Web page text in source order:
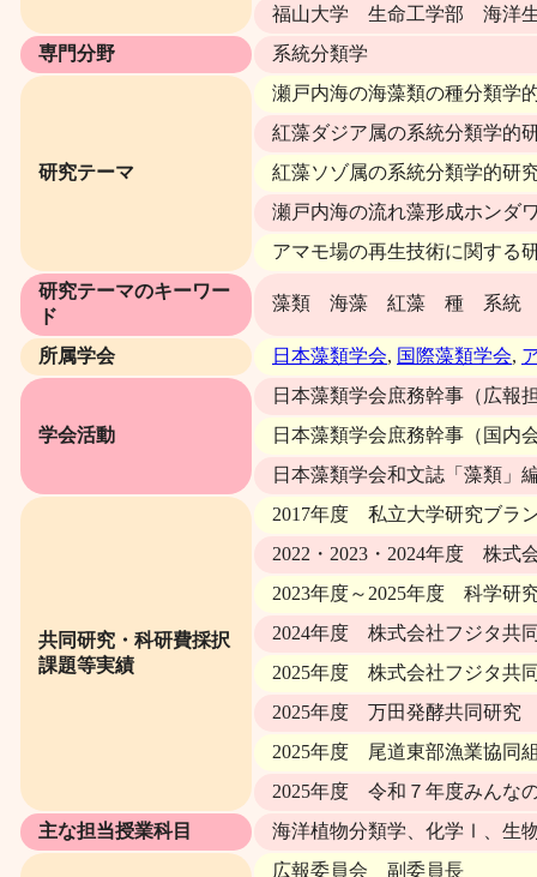
福山大学 生命工学部 海洋
専門分野
系統分類学
研究テーマ
瀬戸内海の海藻類の種分類学
紅藻ダジア属の系統分類学的
紅藻ソゾ属の系統分類学的研
瀬戸内海の流れ藻形成ホンダ
アマモ場の再生技術に関する
研究テーマのキーワー
ド
藻類 海藻 紅藻 種 系統
所属学会 日本藻類学会, 国際藻類学会,
学会活動
日本藻類学会庶務幹事（広報
日本藻類学会庶務幹事（国内
日本藻類学会和文誌「藻類
共同研究・科研費採択
課題等実績
2017年度 私立大学研究ブラ
2022・2023・2024年度 株式
2023年度～2025年度 科学研
2024年度 株式会社フジタ共
2025年度 株式会社フジタ共
2025年度 万田発酵共同研究
2025年度 尾道東部漁業協同
2025年度 令和７年度みんな
主な担当授業科目
海洋植物分類学、化学Ⅰ、生
広報委員会 副委員長